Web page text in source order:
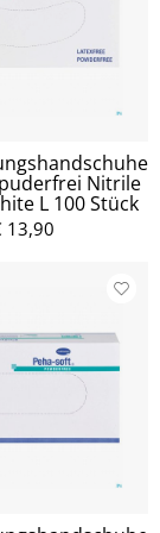
Nitrile
L 100 Stück
13,90